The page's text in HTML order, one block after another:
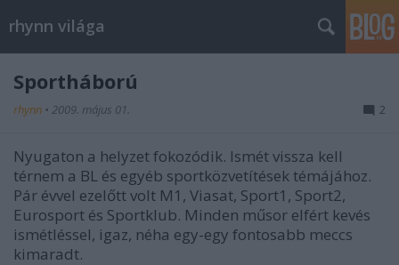
rhynn világa
Sportháború
rhynn • 2009. május 01. 2
Nyugaton a helyzet fokozódik. Ismét vissza kell
térnem a BL és egyéb sportközvetítések témájához.
Pár évvel ezelőtt volt M1, Viasat, Sport1, Sport2,
Eurosport és Sportklub. Minden műsor elfért kevés
ismétléssel, igaz, néha egy-egy fontosabb meccs
kimaradt.